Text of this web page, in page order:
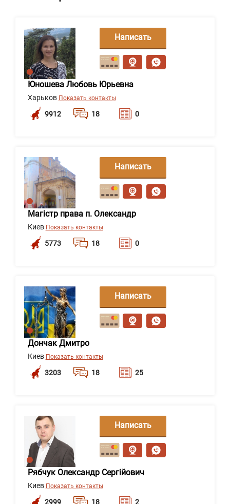
Юношева Любовь Юрьевна
Харьков Показать контакты
9912 18 0
Написать
сообщение
Магістр права п. Олександр
Киев Показать контакты
5773 18 0
Написать
сообщение
Дончак Дмитро
Киев Показать контакты
3203 18 25
Написать
сообщение
Рябчук Олександр Сергійович
Киев Показать контакты
2999 18 2
Написать
сообщение